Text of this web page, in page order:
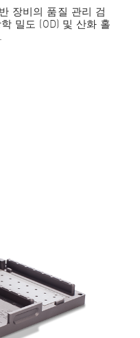
장비의 품질 관리 검
밀도 (OD) 및 산화 홀